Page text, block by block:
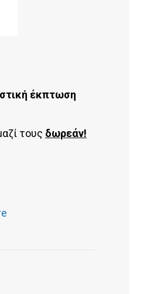
έκπτωση
τους δωρεάν!